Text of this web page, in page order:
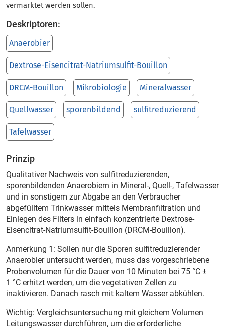
vermarktet werden sollen.
Deskriptoren:
Anaerobier
Dextrose-Eisencitrat-Natriumsulfit-Bouillon
DRCM-Bouillon Mikrobiologie Mineralwasser
Quellwasser sporenbildend sulfitreduzierend
Tafelwasser
Prinzip
Qualitativer Nachweis von sulfitreduzierenden,
sporenbildenden Anaerobiern in Mineral-, Quell-, Tafelwasser
und in sonstigem zur Abgabe an den Verbraucher
abgefülltem Trinkwasser mittels Membranfiltration und
Einlegen des Filters in einfach konzentrierte Dextrose-
Eisencitrat-Natriumsulfit-Bouillon (DRCM-Bouillon).
Anmerkung 1: Sollen nur die Sporen sulfitreduzierender
Anaerobier untersucht werden, muss das vorgeschriebene
Probenvolumen für die Dauer von 10 Minuten bei 75 °C ±
1 °C erhitzt werden, um die vegetativen Zellen zu
inaktivieren. Danach rasch mit kaltem Wasser abkühlen.
Wichtig: Vergleichsuntersuchung mit gleichem Volumen
Leitungswasser durchführen, um die erforderliche